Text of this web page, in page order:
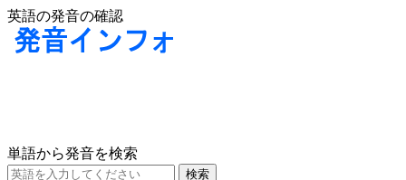
英語の発音の確認
単語から発音を検索